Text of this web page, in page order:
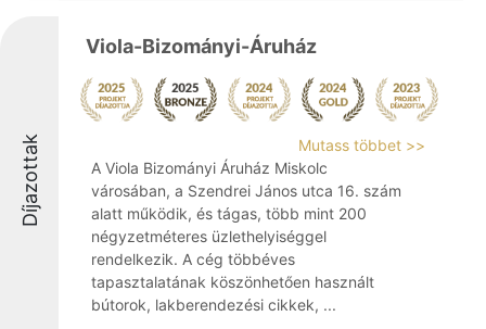
Díjazottak
Viola-Bizományi-Áruház
Mutass többet >>
A Viola Bizományi Áruház Miskolc
városában, a Szendrei János utca 16. szám
alatt működik, és tágas, több mint 200
négyzetméteres üzlethelyiséggel
rendelkezik. A cég többéves
tapasztalatának köszönhetően használt
bútorok, lakberendezési cikkek, ...